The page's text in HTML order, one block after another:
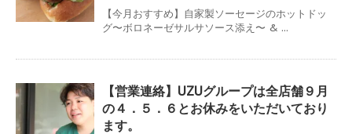
【今月おすすめ】自家製ソーセージのホットドッ
グ〜ボロネーゼサルサソース添え〜 & ...
【営業連絡】UZUグループは全店舗９月
の４．５．６とお休みをいただいており
ます。